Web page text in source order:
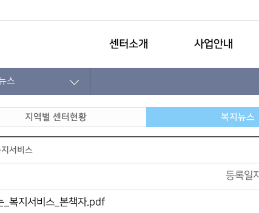
센터소개 사업안내
스
지역별 센터현황 복지뉴스
서비스
등록일
복지서비스_본책자.pdf